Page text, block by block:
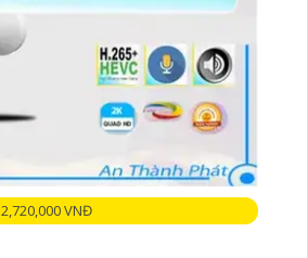
2,720,000 VNĐ